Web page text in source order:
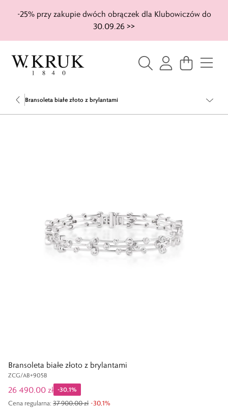
-25% przy zakupie dwóch obrączek dla Klubowiczów do
30.09.26 >>
Bransoleta białe złoto z brylantami
Bransoleta białe złoto z brylantami
ZCG/AB+905B
26 490,00 zł -30,1%
Cena regularna: 37 900,00 zł -30,1%